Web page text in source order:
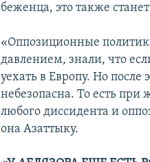
беженца, это также
«Оппозиционные
давлением, знали, что
уехать в Европу. Но после
небезопасна. То есть при
любого диссидента и
она Азаттыку.